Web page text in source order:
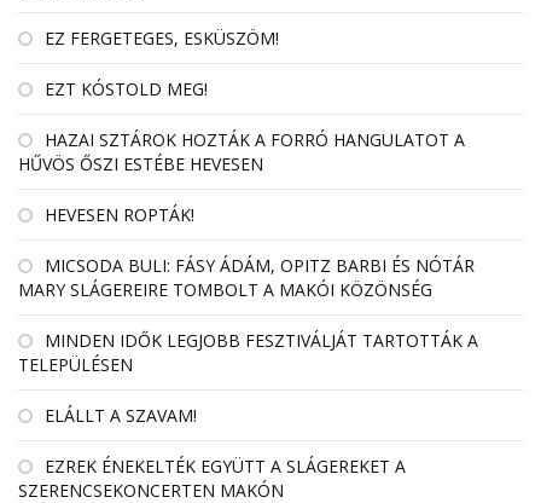
EZ FERGETEGES, ESKÜSZÖM!
EZT KÓSTOLD MEG!
HAZAI SZTÁROK HOZTÁK A FORRÓ HANGULATOT A
HŰVÖS ŐSZI ESTÉBE HEVESEN
HEVESEN ROPTÁK!
MICSODA BULI: FÁSY ÁDÁM, OPITZ BARBI ÉS NÓTÁR
MARY SLÁGEREIRE TOMBOLT A MAKÓI KÖZÖNSÉG
MINDEN IDŐK LEGJOBB FESZTIVÁLJÁT TARTOTTÁK A
TELEPÜLÉSEN
ELÁLLT A SZAVAM!
EZREK ÉNEKELTÉK EGYÜTT A SLÁGEREKET A
SZERENCSEKONCERTEN MAKÓN